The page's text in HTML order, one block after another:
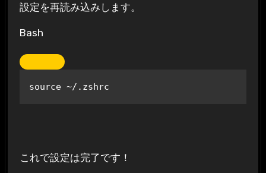
設定を再読み込みします。
Bash
source
これで設定は完了です！